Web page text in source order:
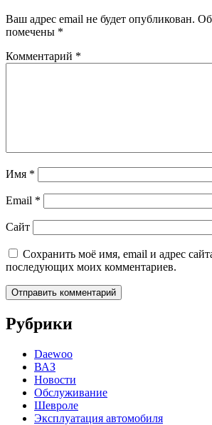
Ваш адрес email не будет опубликован.
помечены *
Комментарий *
Имя *
Email *
Сайт
Сохранить моё имя, email и адрес
последующих моих комментариев.
Рубрики
Daewoo
ВАЗ
Новости
Обслуживание
Шевроле
Эксплуатация автомобиля